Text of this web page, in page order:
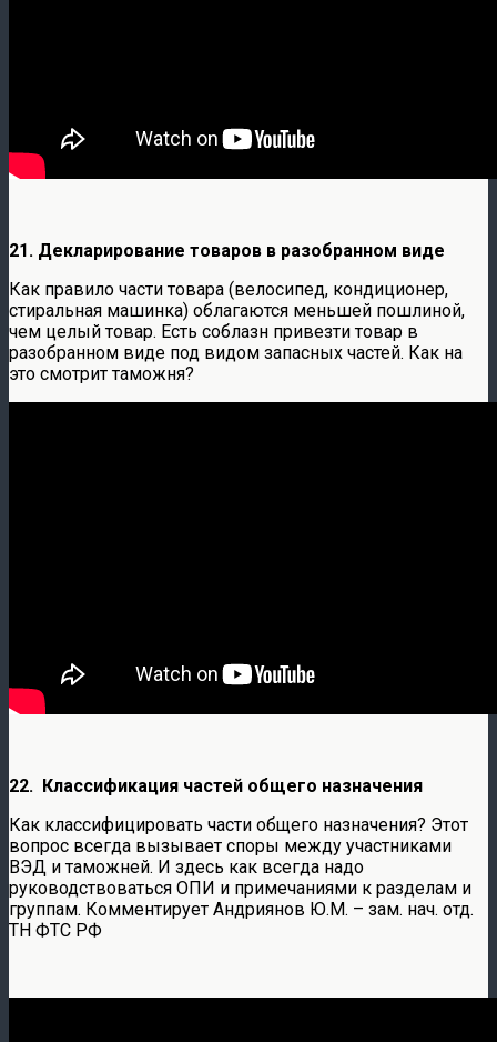
21. Декларирование товаров в разобранном виде
Как правило части товара (велосипед, кондиционер,
стиральная машинка) облагаются меньшей пошлиной,
чем целый товар. Есть соблазн привезти товар в
разобранном виде под видом запасных частей. Как на
это смотрит таможня?
22. Классификация частей общего назначения
Как классифицировать части общего назначения? Этот
вопрос всегда вызывает споры между участниками
ВЭД и таможней. И здесь как всегда надо
руководствоваться ОПИ и примечаниями к разделам и
группам. Комментирует Андриянов Ю.М. – зам. нач. отд.
ТН ФТС РФ